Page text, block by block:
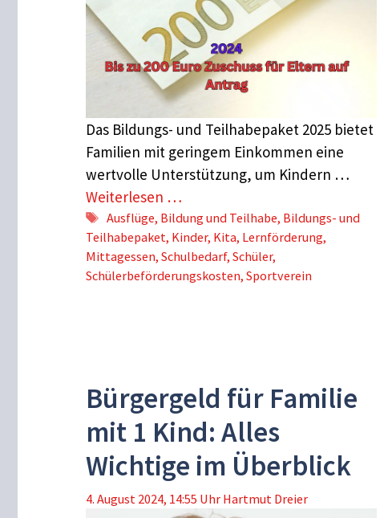
Das Bildungs- und Teilhabepaket 2025 bietet
Familien mit geringem Einkommen eine
wertvolle Unterstützung, um Kindern …
Weiterlesen …
Schlagwörter
Ausflüge, Bildung und Teilhabe, Bildungs- und
Teilhabepaket, Kinder, Kita, Lernförderung,
Mittagessen, Schulbedarf, Schüler,
Schülerbeförderungskosten, Sportverein
Bürgergeld für Familie
mit 1 Kind: Alles
Wichtige im Überblick
4. August 2024, 14:55 Uhr Hartmut Dreier